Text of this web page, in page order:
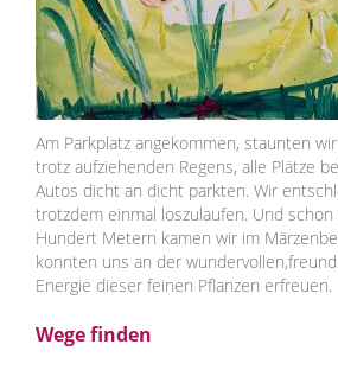
Am Parkplatz angekommen, staunten
trotz aufziehenden Regens, alle Plätze
Autos dicht an dicht parkten. Wir
trotzdem einmal loszulaufen. Und schon
Hundert Metern kamen wir im
konnten uns an der
Energie dieser feinen Pflanzen erfreuen.
Wege finden